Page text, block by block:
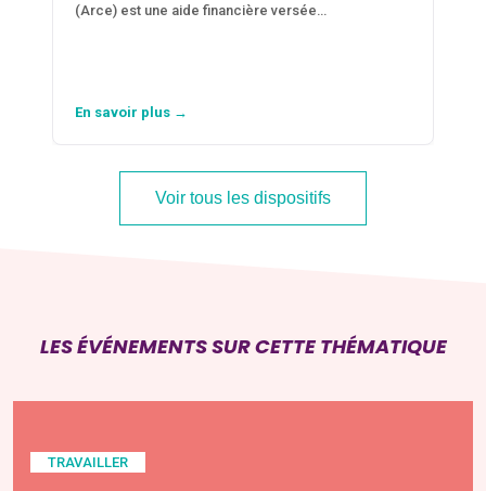
(Arce) est une aide financière versée…
En savoir plus →
Voir tous les dispositifs
LES ÉVÉNEMENTS SUR CETTE THÉMATIQUE
TRAVAILLER